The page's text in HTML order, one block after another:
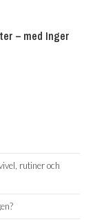
– med Inger
rutiner och